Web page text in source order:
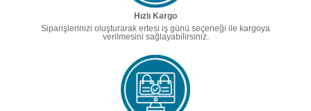
Hızlı Kargo
Siparişlerinizi oluşturarak ertesi iş günü seçeneği ile kargoya
verilmesini sağlayabilirsiniz.